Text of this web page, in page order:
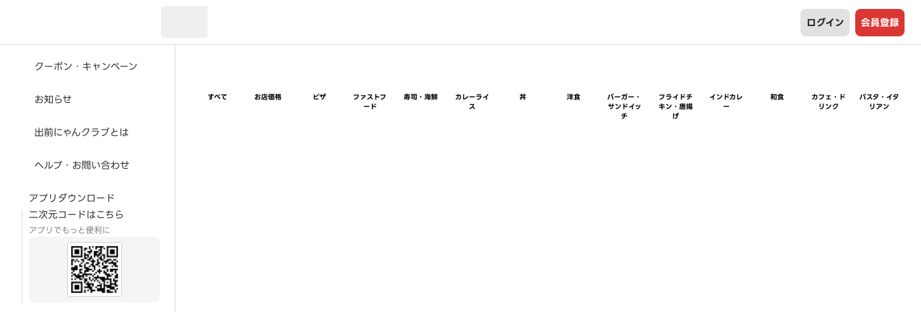
ログイン 会員登録
クーポン・キャンペーン
お知らせ
出前にゃんクラブとは
ヘルプ・お問い合わせ
アプリダウンロード
二次元コードはこちら
アプリでもっと便利に
すべて お店価格 ピザ
ファストフ
ード
寿司・海鮮
カレーライ
ス
丼 洋食
バーガー・
サンドイッ
チ
フライドチ
キン・唐揚
げ
インドカレ
ー
和食
カフェ・ド
リンク
パスタ・イタ
リアン